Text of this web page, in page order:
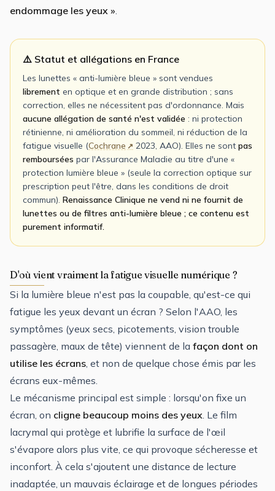
endommage les yeux »
⚠️ Statut et allégations en France
Les lunettes « anti-lumière bleue » sont vendues
librement en optique et en grande distribution ; sans
correction, elles ne nécessitent pas d'ordonnance. Mais
aucune allégation de santé n'est validée : ni protection
rétinienne, ni amélioration du sommeil, ni réduction de la
fatigue visuelle (Cochrane 2023, AAO). Elles ne sont pas
remboursées par l'Assurance Maladie au titre d'une «
protection lumière bleue » (seule la correction optique sur
prescription peut l'être, dans les conditions de droit
commun). Renaissance Clinique ne vend ni ne fournit de
lunettes ou de filtres anti-lumière bleue ; ce contenu est
purement informatif.
D'où vient vraiment la fatigue visuelle numérique ?
Si la lumière bleue n'est pas la coupable, qu'est-ce qui
fatigue les yeux devant un écran ? Selon l'AAO, les
symptômes (yeux secs, picotements, vision trouble
passagère, maux de tête) viennent de la façon dont on
utilise les écrans, et non de quelque chose émis par les
écrans eux-mêmes.
Le mécanisme principal est simple : lorsqu'on fixe un
écran, on cligne beaucoup moins des yeux. Le film
lacrymal qui protège et lubrifie la surface de l'œil
s'évapore alors plus vite, ce qui provoque sécheresse et
inconfort. À cela s'ajoutent une distance de lecture
inadaptée, un mauvais éclairage et de longues périodes